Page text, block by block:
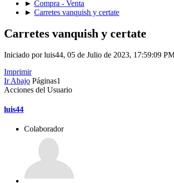
► Compra - Venta
► Carretes vanquish y certate
Carretes vanquish y certate
Iniciado por luis44, 05 de Julio de 2023, 17:59:09
Imprimir
Ir Abajo Páginas1
Acciones del Usuario
luis44
Colaborador